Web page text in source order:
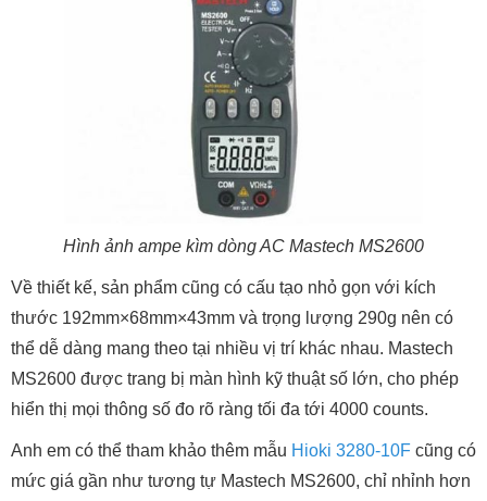
Hình ảnh ampe kìm dòng AC Mastech MS2600
Về thiết kế, sản phẩm cũng có cấu tạo nhỏ gọn với kích
thước 192mm×68mm×43mm và trọng lượng 290g nên có
thể dễ dàng mang theo tại nhiều vị trí khác nhau. Mastech
MS2600 được trang bị màn hình kỹ thuật số lớn, cho phép
hiển thị mọi thông số đo rõ ràng tối đa tới 4000 counts.
Anh em có thể tham khảo thêm mẫu Hioki 3280-10F cũng có
mức giá gần như tương tự Mastech MS2600, chỉ nhỉnh hơn